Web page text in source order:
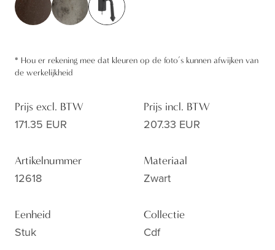
* Hou er rekening mee dat kleuren op de foto’s kunnen afwijken van
de werkelijkheid
Prijs excl. BTW
171.35 EUR
Prijs incl. BTW
207.33 EUR
Artikelnummer
12618
Materiaal
Zwart
Eenheid
Stuk
Collectie
Cdf